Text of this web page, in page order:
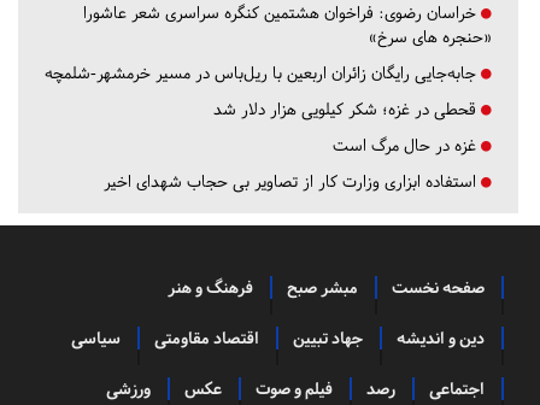
خراسان رضوی: فراخوان هشتمین کنگره سراسری شعر عاشورا
«حنجره های سرخ»
جابه‌جایی رایگان زائران اربعین با ریل‌باس در مسیر خرمشهر-شلمچه
قحطی در غزه؛ شکر کیلویی هزار دلار شد
غزه در حال مرگ است
استفاده ابزاری وزارت کار از تصاویر بی حجاب شهدای اخیر
صفحه نخست مبشر صبح فرهنگ و هنر
دین و اندیشه جهاد تبیین اقتصاد مقاومتی سیاسی
اجتماعی رصد فیلم و صوت عکس ورزشی